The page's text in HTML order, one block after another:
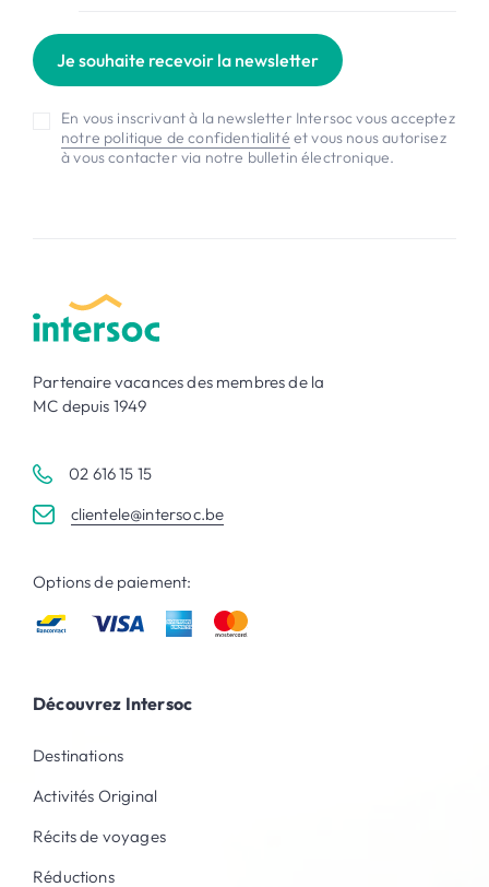
Je souhaite recevoir la newsletter
En vous inscrivant à la newsletter Intersoc vous acceptez
notre politique de confidentialité et vous nous autorisez
à vous contacter via notre bulletin électronique.
Partenaire vacances des membres de la
MC depuis 1949
02 616 15 15
clientele@intersoc.be
Options de paiement:
Découvrez Intersoc
Destinations
Activités Original
Récits de voyages
Réductions